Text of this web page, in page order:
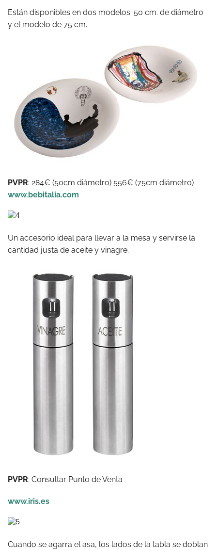
Están disponibles en dos modelos: 50 cm. de diámetro
y el modelo de 75 cm.
PVPR: 284€ (50cm diámetro) 556€ (75cm diámetro)
www.bebitalia.com
Un accesorio ideal para llevar a la mesa y servirse la
cantidad justa de aceite y vinagre.
PVPR: Consultar Punto de Venta
www.iris.es
Cuando se agarra el asa, los lados de la tabla se doblan